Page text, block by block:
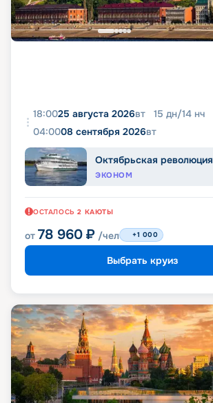
18:0025 августа 2026вт 15 дн/14 нч
04:0008 сентября 2026вт
Октябрьская революция
ЭКОНОМ
ОСТАЛОСЬ 2 КАЮТЫ
от 78 960 ₽ /чел +1 000
Выбрать круиз